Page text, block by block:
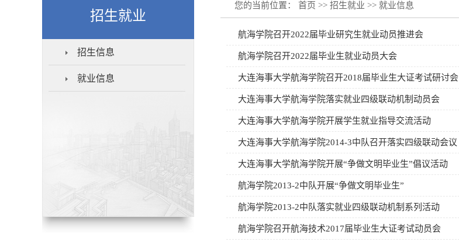
招生就业
招生信息
就业信息
您的当前位置： 首页 >> 招生就业 >> 就业信息
航海学院召开2022届毕业研究生就业动员推进会
航海学院召开2022届毕业生就业动员大会
大连海事大学航海学院召开2018届毕业生大证考试研讨会
大连海事大学航海学院落实就业四级联动机制动员会
大连海事大学航海学院开展学生就业指导交流活动
大连海事大学航海学院2014-3中队召开落实四级联动会议
大连海事大学航海学院开展“争做文明毕业生”倡议活动
航海学院2013-2中队开展“争做文明毕业生”
航海学院2013-2中队落实就业四级联动机制系列活动
航海学院召开航海技术2017届毕业生大证考试动员会